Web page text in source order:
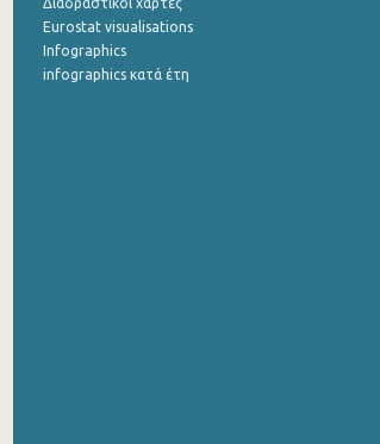
Αυγούστου 2022
Ιουλίου 2022
Eurostat visualisations
Infographics
infographics κατά έτη